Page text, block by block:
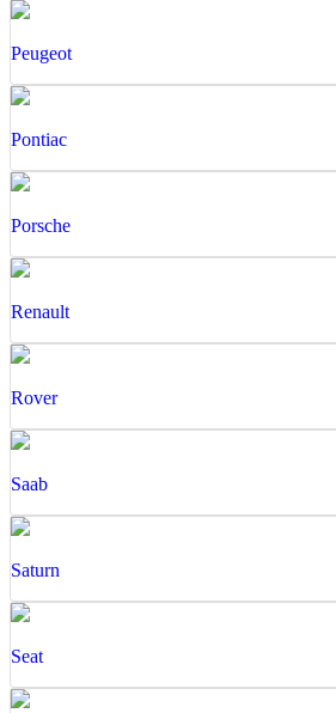
Peugeot
Pontiac
Porsche
Renault
Rover
Saab
Saturn
Seat